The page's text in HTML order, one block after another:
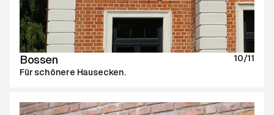
Bossen
10/11
Für schönere Hausecken.